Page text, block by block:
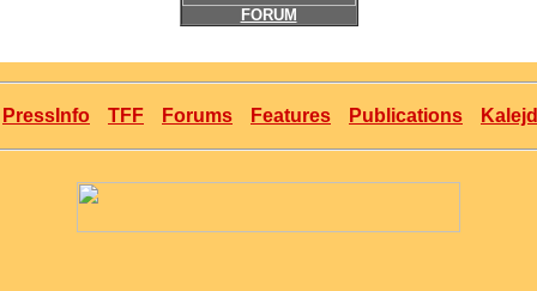
FORUM
PressInfo TFF Forums Features Publications